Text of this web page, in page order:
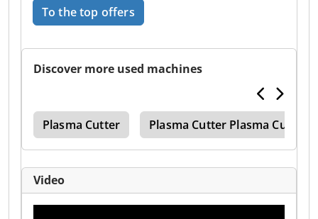
To the top offers
Discover more used machines
Plasma Cutter Plasma Cutter Plasma Cutter
Video